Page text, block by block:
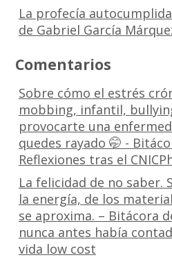
La profecía
de Gabriel García
Comentarios
Sobre cómo el estrés
mobbing, infantil,
provocarte una
quedes rayado 🤭 -
Reflexiones tras el
La felicidad de no saber.
la energía, de los
se aproxima. – Bitácora
nunca antes había
vida low cost